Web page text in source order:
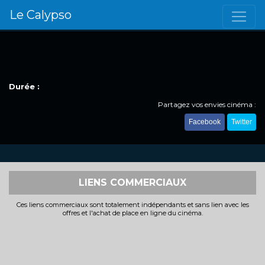
Le Calypso
Durée :
Partagez vos envies cinéma :
Facebook Twitter
LIENS COMMERCIAUX
Ces liens commerciaux sont totalement indépendants et sans lien avec les
offres et l'achat de place en ligne du cinéma.